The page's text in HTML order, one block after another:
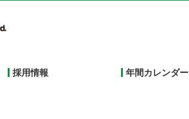
採用情報 年間カレンダー